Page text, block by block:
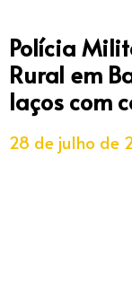
Polícia
Rural em
laços com
28 de julho de